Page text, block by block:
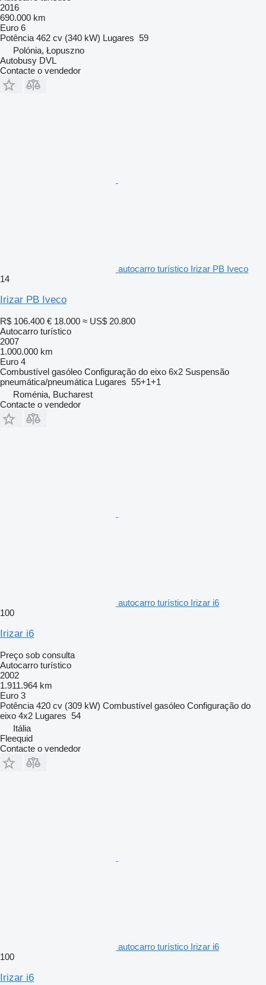
2016
690.000 km
Euro 6
Potência 462 cv (340 kW) Lugares 59
Polónia, Łopuszno
Autobusy DVL
Contacte o vendedor
autocarro turístico Irizar PB Iveco
14
Irizar PB Iveco
R$ 106.400 € 18.000 ≈ US$ 20.800
Autocarro turístico
2007
1.000.000 km
Euro 4
Combustível gasóleo Configuração do eixo 6x2 Suspensão
pneumática/pneumática Lugares 55+1+1
Roménia, Bucharest
Contacte o vendedor
autocarro turístico Irizar i6
100
Irizar i6
Preço sob consulta
Autocarro turístico
2002
1.911.964 km
Euro 3
Potência 420 cv (309 kW) Combustível gasóleo Configuração do
eixo 4x2 Lugares 54
Itália
Fleequid
Contacte o vendedor
autocarro turístico Irizar i6
100
Irizar i6